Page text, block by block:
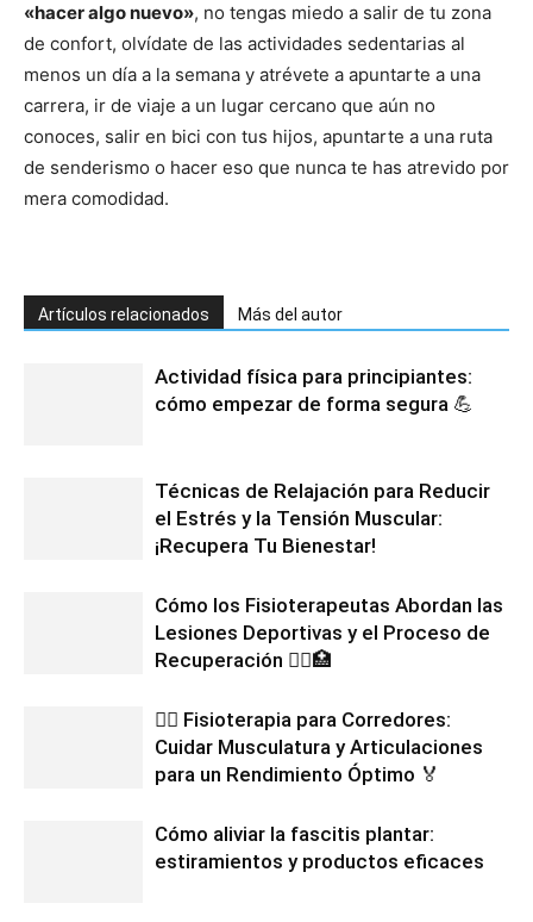
«hacer algo nuevo», no tengas miedo a salir de tu zona
de confort, olvídate de las actividades sedentarias al
menos un día a la semana y atrévete a apuntarte a una
carrera, ir de viaje a un lugar cercano que aún no
conoces, salir en bici con tus hijos, apuntarte a una ruta
de senderismo o hacer eso que nunca te has atrevido por
mera comodidad.
Artículos relacionados Más del autor
Actividad física para principiantes:
cómo empezar de forma segura 💪
Técnicas de Relajación para Reducir
el Estrés y la Tensión Muscular:
¡Recupera Tu Bienestar!
Cómo los Fisioterapeutas Abordan las
Lesiones Deportivas y el Proceso de
Recuperación 🏃‍♀️🏥
🏃‍♂️ Fisioterapia para Corredores:
Cuidar Musculatura y Articulaciones
para un Rendimiento Óptimo 🏅
Cómo aliviar la fascitis plantar:
estiramientos y productos eficaces